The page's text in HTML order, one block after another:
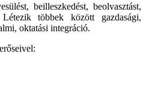
beilleszkedést, beolvasztást,
többek között gazdasági,
oktatási integráció.